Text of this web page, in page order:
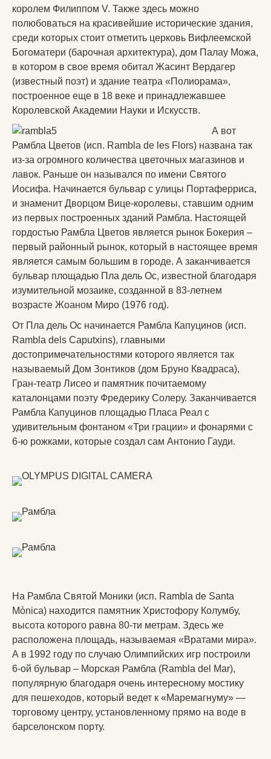
королем Филиппом V. Также здесь можно
полюбоваться на красивейшие исторические здания,
среди которых стоит отметить церковь Вифлеемской
Богоматери (барочная архитектура), дом Палау Можа,
в котором в свое время обитал Жасинт Вердагер
(известный поэт) и здание театра «Полиорама»,
построенное еще в 18 веке и принадлежавшее
Королевской Академии Науки и Искусств.
А вот
Рамбла Цветов (исп. Rambla de les Flors) названа так
из-за огромного количества цветочных магазинов и
лавок. Раньше он назывался по имени Святого
Иосифа. Начинается бульвар с улицы Портаферриса,
и знаменит Дворцом Вице-королевы, ставшим одним
из первых построенных зданий Рамбла. Настоящей
гордостью Рамбла Цветов является рынок Бокерия –
первый районный рынок, который в настоящее время
является самым большим в городе. А заканчивается
бульвар площадью Пла дель Ос, известной благодаря
изумительной мозаике, созданной в 83-летнем
возрасте Жоаном Миро (1976 год).
От Пла дель Ос начинается Рамбла Капуцинов (исп.
Rambla dels Caputxins), главными
достопримечательностями которого является так
называемый Дом Зонтиков (дом Бруно Квадраса),
Гран-театр Лисео и памятник почитаемому
каталонцами поэту Фредерику Солеру. Заканчивается
Рамбла Капуцинов площадью Пласа Реал с
удивительным фонтаном «Три грации» и фонарями с
6-ю рожками, которые создал сам Антонио Гауди.
На Рамбла Святой Моники (исп. Rambla de Santa
Mònica) находится памятник Христофору Колумбу,
высота которого равна 80-ти метрам. Здесь же
расположена площадь, называемая «Вратами мира».
А в 1992 году по случаю Олимпийских игр построили
6-ой бульвар – Морская Рамбла (Rambla del Mar),
популярную благодаря очень интересному мостику
для пешеходов, который ведет к «Маремагнуму» —
торговому центру, установленному прямо на воде в
барселонском порту.